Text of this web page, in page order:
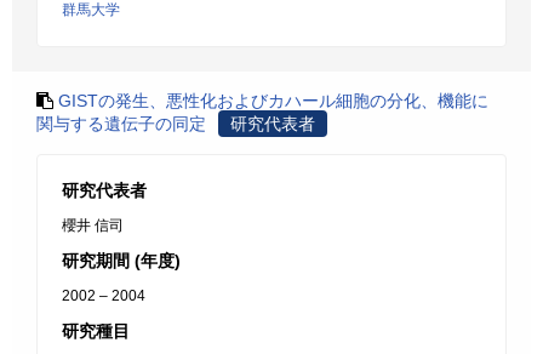
群馬大学
GISTの発生、悪性化およびカハール細胞の分化、機能に
関与する遺伝子の同定
研究代表者
研究代表者
櫻井 信司
研究期間 (年度)
2002 – 2004
研究種目